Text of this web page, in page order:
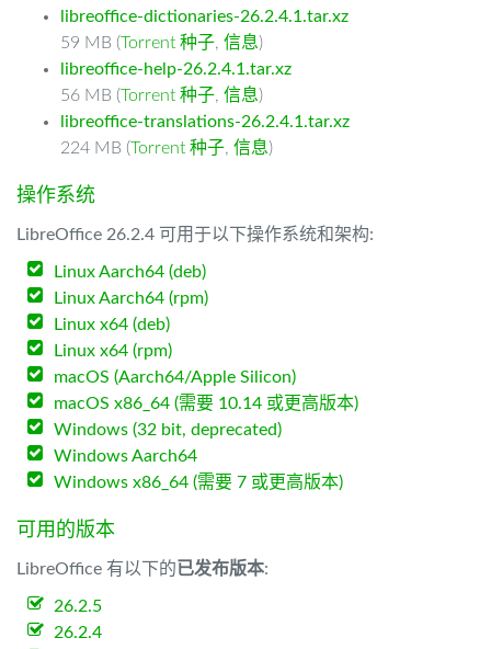
libreoffice-dictionaries-26.2.4.1.tar.xz
59 MB (Torrent 种子, 信息)
libreoffice-help-26.2.4.1.tar.xz
56 MB (Torrent 种子, 信息)
libreoffice-translations-26.2.4.1.tar.xz
224 MB (Torrent 种子, 信息)
操作系统
LibreOffice 26.2.4 可用于以下操作系统和架构:
Linux Aarch64 (deb)
Linux Aarch64 (rpm)
Linux x64 (deb)
Linux x64 (rpm)
macOS (Aarch64/Apple Silicon)
macOS x86_64 (需要 10.14 或更高版本)
Windows (32 bit, deprecated)
Windows Aarch64
Windows x86_64 (需要 7 或更高版本)
可用的版本
LibreOffice 有以下的已发布版本:
26.2.5
26.2.4